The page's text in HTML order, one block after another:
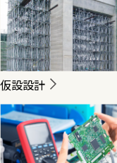
仮設設計